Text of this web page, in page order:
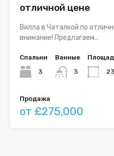
отличной цене
Вилла в Чаталкой по
внимание! Предлагаем…
Спальни
3
Ванные
3
Продажа
от £275,000